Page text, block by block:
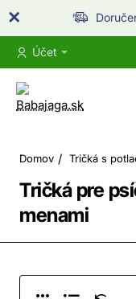
Účet
Tričká pre
menami
Domov homeTričká s